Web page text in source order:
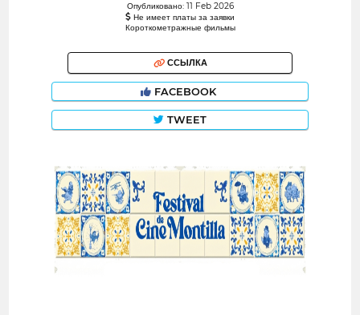
Опубликовано: 11 Feb 2026
Не имеет платы за заявки
Короткометражные фильмы
ССЫЛКА
FACEBOOK
TWEET